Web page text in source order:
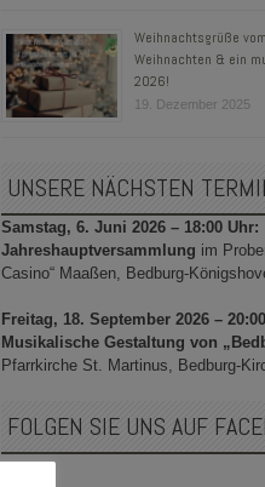
Weihnachtsgrüße
Weihnachten & ein
2026!
19. Dezember 2025
UNSERE NÄCHSTEN
Samstag, 6. Juni 2026 – 18:00 Uhr:
Jahreshauptversammlung im
Casino“ Maaßen, Bedburg-
Freitag, 18. September 2026 –
Musikalische Gestaltung von
Pfarrkirche St. Martinus, Bedburg-
FOLGEN SIE UNS AUF